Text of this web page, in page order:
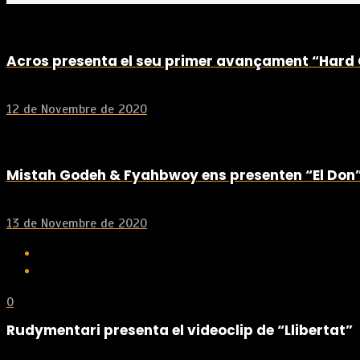
Acros presenta el seu primer avançament “Hard
12 de Novembre de 2020
Mistah Godeh & Fyahbwoy ens presenten “El
13 de Novembre de 2020
0
Rudymentari presenta el videoclip de “Llibertat”